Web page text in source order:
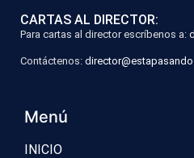
CARTAS AL DIRECTOR:
Para cartas al director escríbenos a:
Contáctenos:
Menú
INICIO